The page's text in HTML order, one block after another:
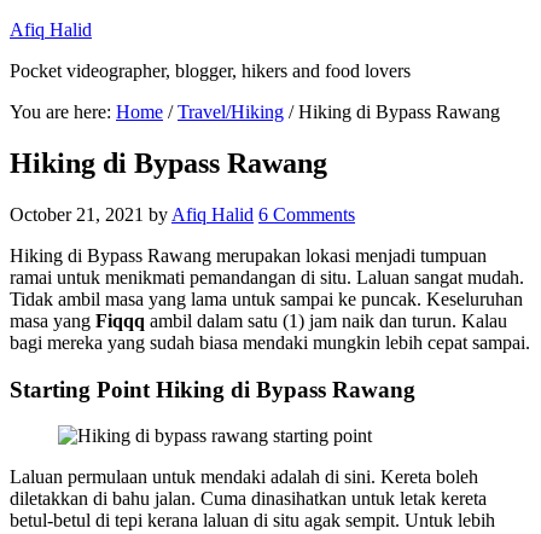
Afiq Halid
Pocket videographer, blogger, hikers and food lovers
You are here: Home / Travel/Hiking /Hiking di Bypass Rawang
Hiking di Bypass Rawang
October 21, 2021 by Afiq Halid 6 Comments
Hiking di Bypass Rawang merupakan lokasi menjadi tumpuan
ramai untuk menikmati pemandangan di situ. Laluan sangat mudah.
Tidak ambil masa yang lama untuk sampai ke puncak. Keseluruhan
masa yang Fiqqq ambil dalam satu (1) jam naik dan turun. Kalau
bagi mereka yang sudah biasa mendaki mungkin lebih cepat sampai.
Starting Point Hiking di Bypass Rawang
Laluan permulaan untuk mendaki adalah di sini. Kereta boleh
diletakkan di bahu jalan. Cuma dinasihatkan untuk letak kereta
betul-betul di tepi kerana laluan di situ agak sempit. Untuk lebih